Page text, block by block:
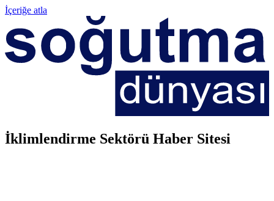
İçeriğe atla
İklimlendirme Sektörü Haber Sitesi